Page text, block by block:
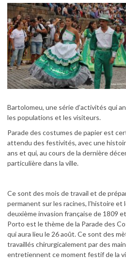
Bartolomeu, une série d’activités qui
les populations et les visiteurs.
Parade des costumes de papier est
attendu des festivités, avec une
ans et qui, au cours de la dernière
particulière dans la ville.
Ce sont des mois de travail et de
permanent sur les racines, l’histoire et
deuxième invasion française de 1809
Porto est le thème de la Parade des
qui aura lieu le 26 août. Ce sont des
travaillés chirurgicalement par des
entretiennent ce moment festif de la